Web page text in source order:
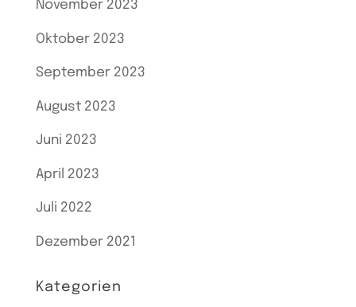
November 2023
Oktober 2023
September 2023
August 2023
Juni 2023
April 2023
Juli 2022
Dezember 2021
Kategorien